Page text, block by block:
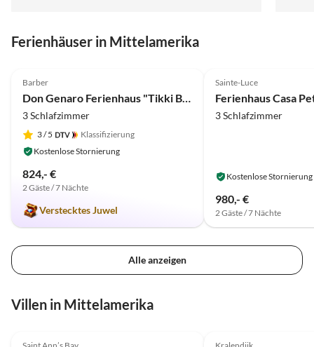
Ferienhäuser in Mittelamerika
Barber
Don Genaro Ferienhaus "Tikki Balu"
3 Schlafzimmer
3/ 5
Klassifizierung
Kostenlose Stornierung
824,- €
2 Gäste / 7 Nächte
Verstecktes Juwel
Sainte-Luce
Ferienhaus Casa
3 Schlafzimmer
Kostenlose Stornierung
980,- €
2 Gäste / 7 Nächte
Alle anzeigen
Villen in Mittelamerika